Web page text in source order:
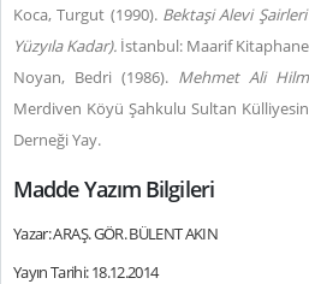
Koca, Turgut (1990). Bektaşi Alevi
Yüzyıla Kadar). İstanbul: Maarif
Noyan, Bedri (1986). Mehmet Ali
Merdiven Köyü Şahkulu Sultan
Derneği Yay.
Madde Yazım Bilgileri
Yazar: ARAŞ. GÖR. BÜLENT AKIN
Yayın Tarihi: 18.12.2014